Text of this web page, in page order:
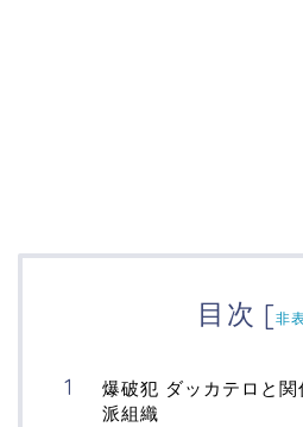
目次 [非
爆破犯 ダッカテロと
派組織